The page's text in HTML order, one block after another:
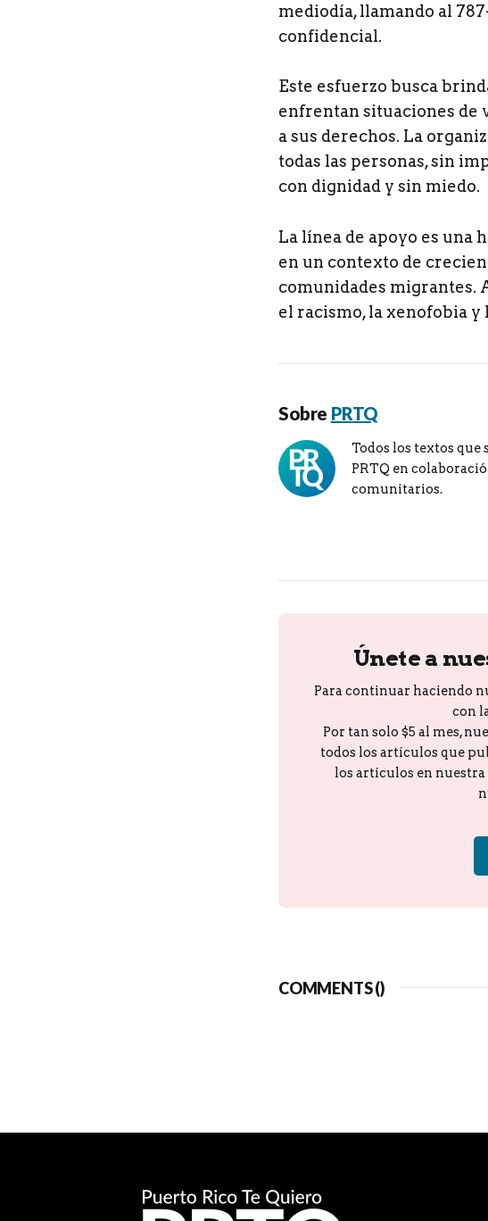
mediodía, llamando al
confidencial.
Este esfuerzo busca
enfrentan situaciones de
a sus derechos. La
todas las personas, sin
con dignidad y sin miedo.
La línea de apoyo es
en un contexto de
comunidades migrantes.
el racismo, la xenofobia
Sobre PRTQ
Todos los textos que
PRTQ en
comunitarios.
Únete a
Para continuar haciendo
con
Por tan solo $5 al mes,
todos los artículos que
los artículos en
COMMENTS ()